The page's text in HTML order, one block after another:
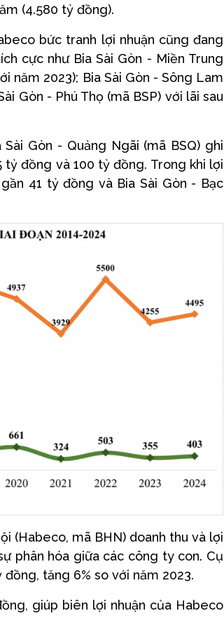
(4.580 tỷ đồng).
bức tranh lợi nhuận cũng đang
cực như Bia Sài Gòn - Miền Trung
năm 2023); Bia Sài Gòn - Sông Lam
Gòn - Phú Thọ (mã BSP) với lãi sau
Gòn - Quảng Ngãi (mã BSQ) ghi
tỷ đồng và 100 tỷ đồng. Trong khi lợi
41 tỷ đồng và Bia Sài Gòn - Bạc
(Habeco, mã BHN) doanh thu và lợi
phân hóa giữa các công ty con. Cụ
tăng 6% so với năm 2023.
giúp biên lợi nhuận của Habeco